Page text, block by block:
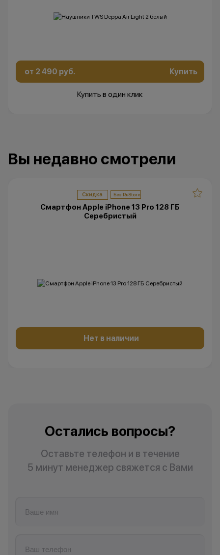
от 2 490 руб. Купить
Купить в один клик
Вы недавно смотрели
Скидка
Смартфон Apple iPhone 13 Pro 128 ГБ
Серебристый
Нет в наличии
Остались вопросы?
Оставьте телефон и в течение
5 минут менеджер свяжется с Вами